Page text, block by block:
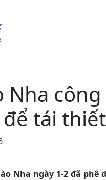
Nha
để tái
Nha ngày 1-2 đã